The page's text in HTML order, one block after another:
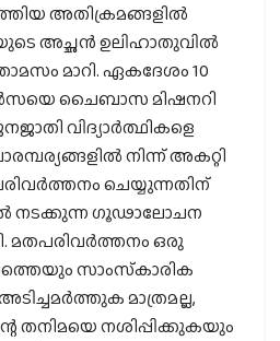
അതിക്രമങ്ങളില്‍
അച്ഛന്‍ ഉലിഹാതുവില്‍
മാറി. ഏകദേശം 10
ചൈബാസ മിഷനറി
വിദ്യാര്‍ത്ഥികളെ
നിന്ന് അകറ്റി
ചെയ്യുന്നതിന്
നടക്കുന്ന ഗൂഢാലോചന
മതപരിവര്‍ത്തനം ഒരു
സാംസ്‌കാരിക
മാത്രമല്ല,
തനിമയെ നശിപ്പിക്കുകയും